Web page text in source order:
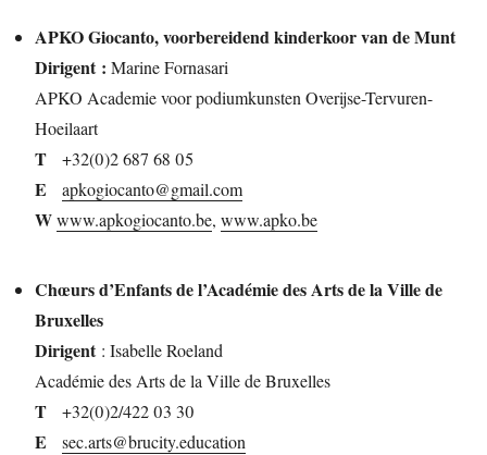
APKO Giocanto, voorbereidend kinderkoor van de Munt
Dirigent : Marine Fornasari
APKO Academie voor podiumkunsten Overijse-Tervuren-
Hoeilaart
T +32(0)2 687 68 05
E apkogiocanto@gmail.com
Wwww.apkogiocanto.be, www.apko.be
Chœurs d’Enfants de l’Académie des Arts de la Ville de
Bruxelles
Dirigent: Isabelle Roeland
Académie des Arts de la Ville de Bruxelles
T +32(0)2/422 03 30
E sec.arts@brucity.education